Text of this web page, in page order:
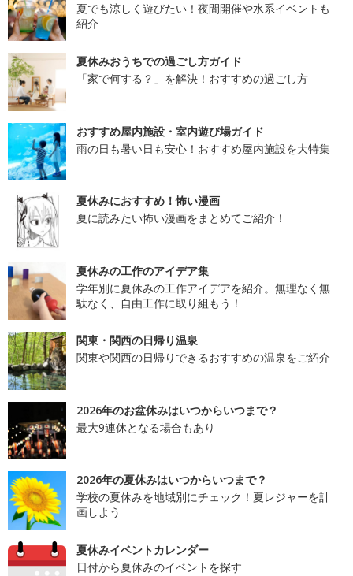
夏でも涼しく遊びたい！夜間開催や水系イベントも
紹介
夏休みおうちでの過ごし方ガイド
「家で何する？」を解決！おすすめの過ごし方
おすすめ屋内施設・室内遊び場ガイド
雨の日も暑い日も安心！おすすめ屋内施設を大特集
夏休みにおすすめ！怖い漫画
夏に読みたい怖い漫画をまとめてご紹介！
夏休みの工作のアイデア集
学年別に夏休みの工作アイデアを紹介。無理なく無
駄なく、自由工作に取り組もう！
関東・関西の日帰り温泉
関東や関西の日帰りできるおすすめの温泉をご紹介
2026年のお盆休みはいつからいつまで？
最大9連休となる場合もあり
2026年の夏休みはいつからいつまで？
学校の夏休みを地域別にチェック！夏レジャーを計
画しよう
夏休みイベントカレンダー
日付から夏休みのイベントを探す